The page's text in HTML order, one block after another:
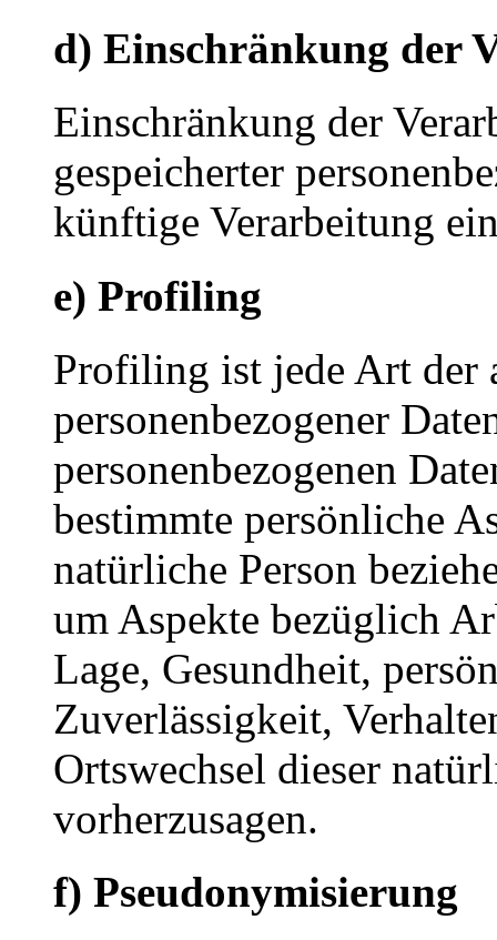
d) Einschränkung der
Einschränkung der
gespeicherter
künftige Verarbeitung
e) Profiling
Profiling ist jede Art der
personenbezogener
personenbezogenen
bestimmte persönliche
natürliche Person
um Aspekte bezüglich
Lage, Gesundheit,
Zuverlässigkeit,
Ortswechsel dieser
vorherzusagen.
f) Pseudonymisierung